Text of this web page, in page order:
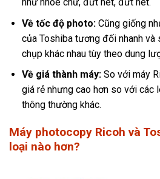
Về tốc độ photo:Cũng giống
của Toshiba tương đối nhanh
chụp khác nhau tùy theo dung
Về giá thành máy:So với máy
giá rẻ nhưng cao hơn so với các
thông thường khác.
Máy photocopy Ricoh và
loại nào hơn?